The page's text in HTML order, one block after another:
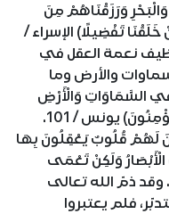
وَرَزَقْنَاهُمْ مِنَ
تَفْضِيلًا) الإسراء /
نعمة العقل في
والأرض وما
فِي السَّمَاوَاتِ وَالْأَرْضِ
وَمَا تُغْنِي الْآيَاتُ وَالنُّذُرُ عَنْ قَوْمٍ لَا يُؤْمِنُونَ) يونس / 101.
لَهُمْ قُلُوبٌ يَعْقِلُونَ بِهَا
وَلَكِنْ تَعْمَى
الْقُلُوبُ الَّتِي فِي الصُّدُورِ) الحج / 46. وقد ذمّ الله تعالى
فلم يعتبروا